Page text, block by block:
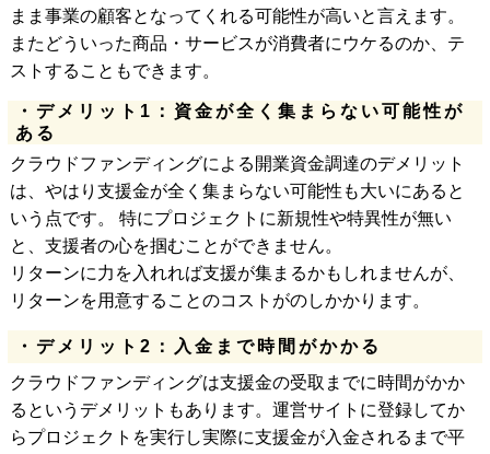
まま事業の顧客となってくれる可能性が高いと言えます。
またどういった商品・サービスが消費者にウケるのか、テ
ストすることもできます。
・デメリット1：資金が全く集まらない可能性が
ある
クラウドファンディングによる開業資金調達のデメリット
は、やはり支援金が全く集まらない可能性も大いにあると
いう点です。 特にプロジェクトに新規性や特異性が無い
と、支援者の心を掴むことができません。
リターンに力を入れれば支援が集まるかもしれませんが、
リターンを用意することのコストがのしかかります。
・デメリット2：入金まで時間がかかる
クラウドファンディングは支援金の受取までに時間がかか
るというデメリットもあります。運営サイトに登録してか
らプロジェクトを実行し実際に支援金が入金されるまで平